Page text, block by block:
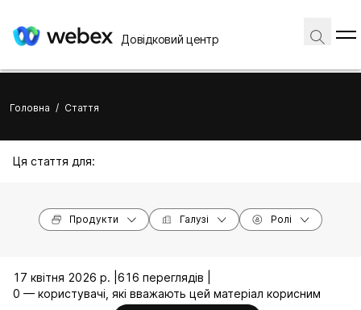
Довідковий центр
Головна / Стаття
Ця стаття для:
Продукти Галузі Ролі
17 квітня 2026 р. | 616 переглядів |
0 — користувачі, які вважають цей матеріал корисним